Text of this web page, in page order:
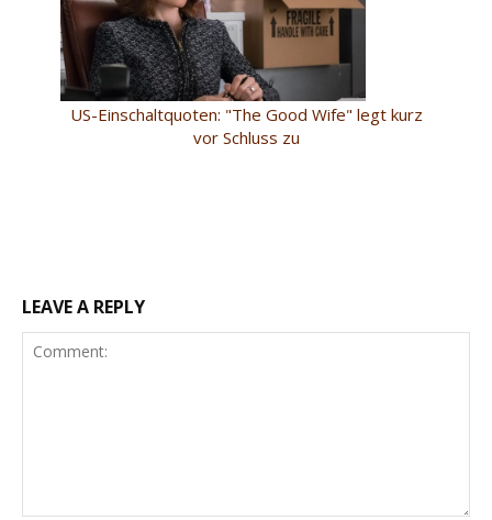
US-Einschaltquoten: "The Good Wife" legt kurz
vor Schluss zu
LEAVE A REPLY